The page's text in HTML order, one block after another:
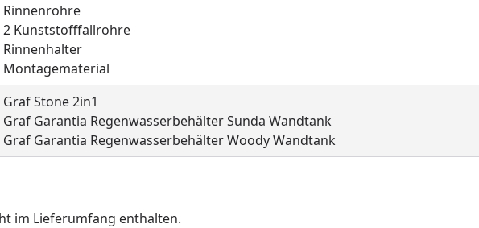
Rinnenrohre
2 Kunststofffallrohre
Rinnenhalter
Montagematerial
Graf Stone 2in1
Graf Garantia Regenwasserbehälter Sunda Wandtank
Graf Garantia Regenwasserbehälter Woody Wandtank
im Lieferumfang enthalten.